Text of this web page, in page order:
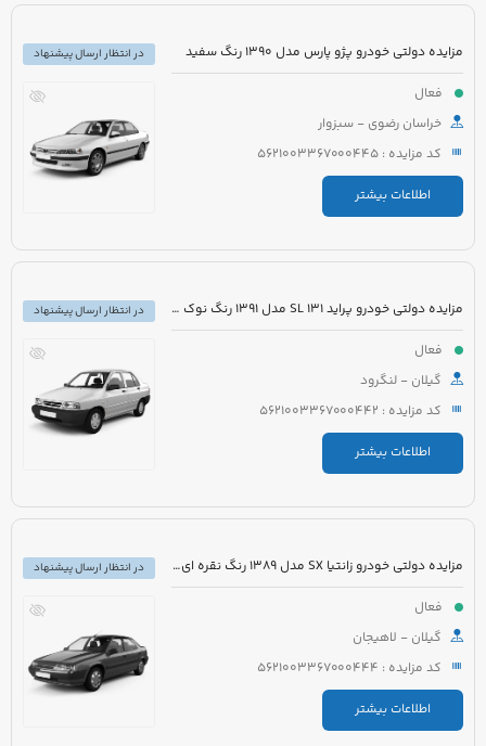
مزایده دولتی خودرو پژو پارس مدل 1390 رنگ سفید
فعال
خراسان رضوی - سبزوار
کد مزایده : 5621003367000445
اطلاعات بیشتر
در انتظار ارسال پیشنهاد
مزایده دولتی خودرو پراید 131 SL مدل 1391 رنگ نوک مدادی
فعال
گیلان - لنگرود
کد مزایده : 5621003367000442
اطلاعات بیشتر
در انتظار ارسال پیشنهاد
مزایده دولتی خودرو زانتیا SX مدل 1389 رنگ نقره ای متالیک
فعال
گیلان - لاهیجان
کد مزایده : 5621003367000444
اطلاعات بیشتر
در انتظار ارسال پیشنهاد